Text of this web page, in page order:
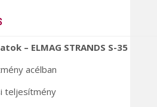
– ELMAG STRANDS S-35
acélban
teljesítmény